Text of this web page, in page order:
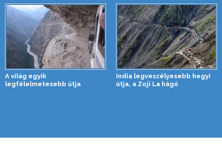
A világ egyik
legfélelmetesebb útja
India legveszélyesebb hegyi
útja, a Zoji La hágó